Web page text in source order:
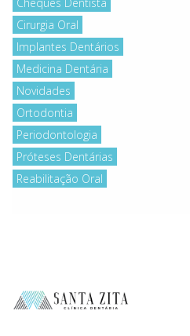
Cheques Dentista
Cirurgia Oral
Implantes Dentários
Medicina Dentária
Novidades
Ortodontia
Periodontologia
Próteses Dentárias
Reabilitação Oral